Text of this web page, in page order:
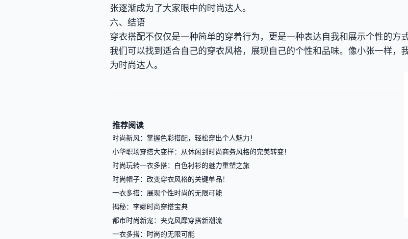
张逐渐成为了大家眼中的时尚达人。
六、结语
穿衣搭配不仅仅是一种简单的穿着行为，更是一种表达自我和展示个性的方
我们可以找到适合自己的穿衣风格，展现自己的个性和品味。像小张一样，
为时尚达人。
推荐阅读
时尚新风：掌握色彩搭配，轻松穿出个人魅力！
小华职场穿搭大变样：从休闲到时尚商务风格的完美转变！
时尚玩转一衣多搭：白色衬衫的魅力重塑之旅
时尚帽子：改变穿衣风格的关键单品！
一衣多搭：展现个性时尚的无限可能
揭秘：李娜时尚穿搭宝典
都市时尚新宠：夹克风靡穿搭新潮流
一衣多搭：时尚的无限可能